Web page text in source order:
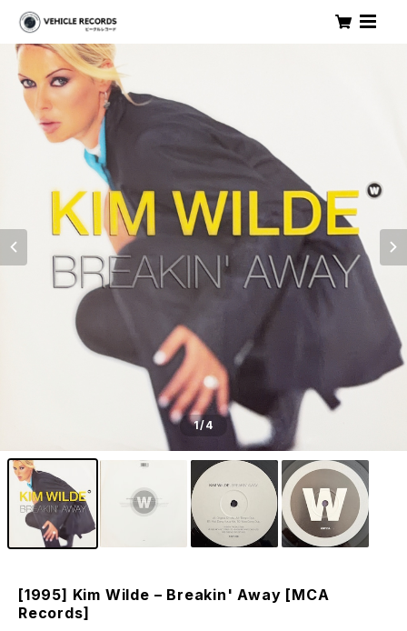
1/4
[1995] Kim Wilde – Breakin' Away [MCA
Records]